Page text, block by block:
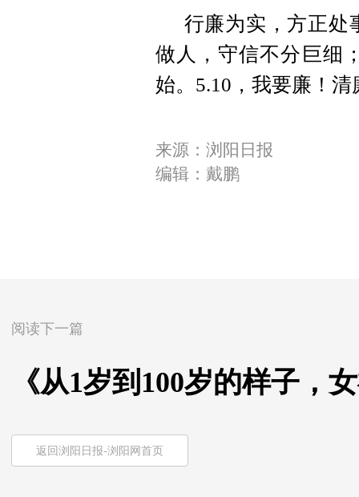
行廉为实，方正处
做人，守信不分巨细
始。5.10，我要廉！
来源：浏阳日报
编辑：戴鹏
阅读下一篇
《从1岁到100岁的样子，
返回浏阳日报-浏阳网首页